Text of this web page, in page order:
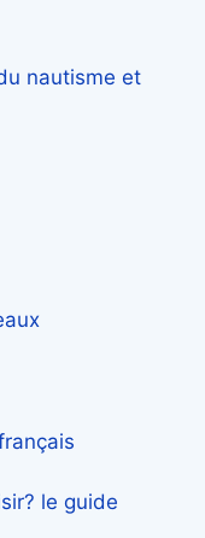
nautisme et
le guide